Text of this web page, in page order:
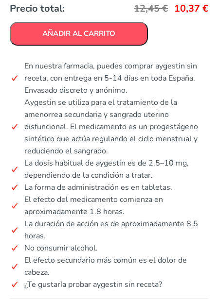
Precio total: 12,45€ 10,37 €
AÑADIR AL CARRITO
En nuestra farmacia, puedes comprar aygestin sin
receta, con entrega en 5-14 días en toda España.
Envasado discreto y anónimo.
Aygestin se utiliza para el tratamiento de la
amenorrea secundaria y sangrado uterino
disfuncional. El medicamento es un progestágeno
sintético que actúa regulando el ciclo menstrual y
reduciendo el sangrado.
La dosis habitual de aygestin es de 2.5–10 mg,
dependiendo de la condición a tratar.
La forma de administración es en tabletas.
El efecto del medicamento comienza en
aproximadamente 1.8 horas.
La duración de acción es de aproximadamente 8.5
horas.
No consumir alcohol.
El efecto secundario más común es el dolor de
cabeza.
¿Te gustaría probar aygestin sin receta?